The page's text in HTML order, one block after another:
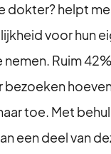
dokter? helpt
voor hun
Ruim
toe. Met
een deel van